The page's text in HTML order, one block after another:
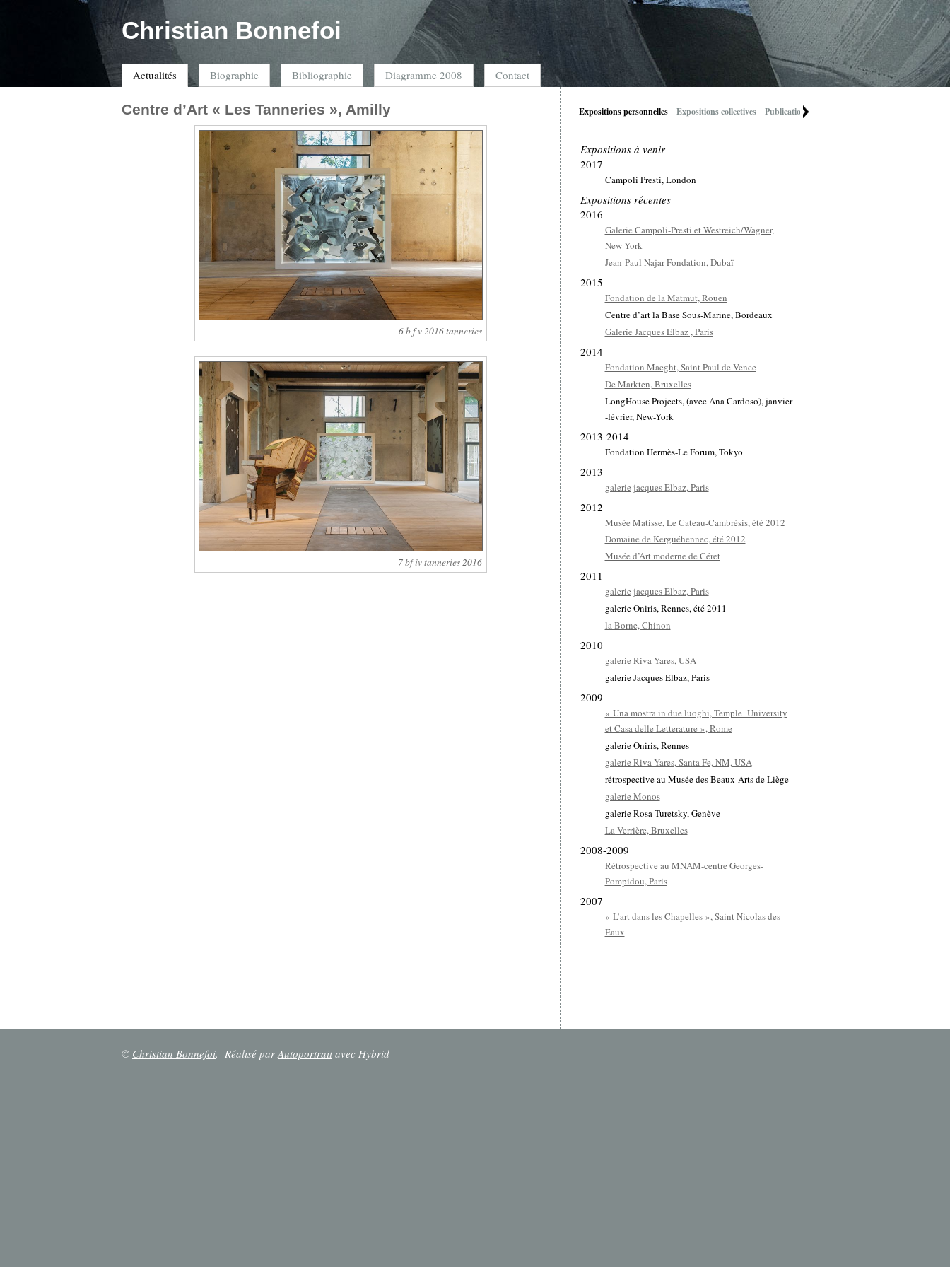
Christian Bonnefoi
Actualités Biographie Bibliographie Diagramme 2008 Contact
Centre d’Art « Les Tanneries », Amilly
6 b f v 2016 tanneries
7 bf iv tanneries 2016
Expositions personnelles Expositions collectives Publications récentes
Expositions à venir
2017
Campoli Presti, London
Expositions récentes
2016
Galerie Campoli-Presti et Westreich/Wagner,
New-York
Jean-Paul Najar Fondation, Dubaï
2015
Fondation de la Matmut, Rouen
Centre d’art la Base Sous-Marine, Bordeaux
Galerie Jacques Elbaz , Paris
2014
Fondation Maeght, Saint Paul de Vence
De Markten, Bruxelles
LongHouse Projects, (avec Ana Cardoso), janvier
-février, New-York
2013-2014
Fondation Hermès-Le Forum, Tokyo
2013
galerie jacques Elbaz, Paris
2012
Musée Matisse, Le Cateau-Cambrésis, été 2012
Domaine de Kerguéhennec, été 2012
Musée d’Art moderne de Céret
2011
galerie jacques Elbaz, Paris
galerie Oniris, Rennes, été 2011
la Borne, Chinon
2010
galerie Riva Yares, USA
galerie Jacques Elbaz, Paris
2009
« Una mostra in due luoghi, Temple University
et Casa delle Letterature », Rome
galerie Oniris, Rennes
galerie Riva Yares, Santa Fe, NM, USA
rétrospective au Musée des Beaux-Arts de Liège
galerie Monos
galerie Rosa Turetsky, Genève
La Verrière, Bruxelles
2008-2009
Rétrospective au MNAM-centre Georges-
Pompidou, Paris
2007
« L’art dans les Chapelles », Saint Nicolas des
Eaux
© Christian Bonnefoi. Réalisé parAutoportrait avec Hybrid